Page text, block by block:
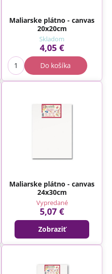
Maliarske plátno - canvas
20x20cm
Skladom
4,05 €
Do košíka
Maliarske plátno - canvas
24x30cm
Vypredané
5,07 €
Zobraziť